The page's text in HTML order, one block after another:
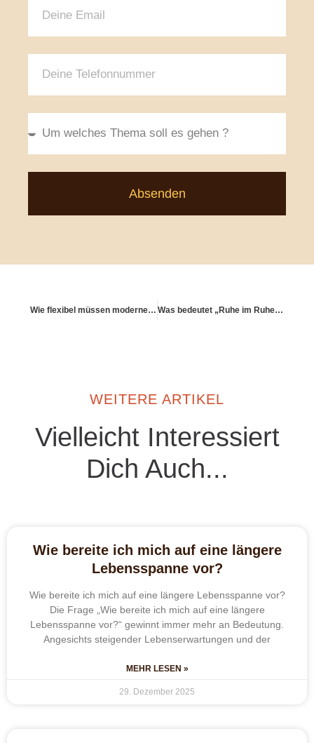
Absenden
Wie flexibel müssen moderne Altersvorsorgeprodukte sein? Was bedeutet „Ruhe im Ruhestand“?
WEITERE ARTIKEL
Vielleicht Interessiert
Dich Auch...
Wie bereite ich mich auf eine längere
Lebensspanne vor?
Wie bereite ich mich auf eine längere Lebensspanne vor?
Die Frage „Wie bereite ich mich auf eine längere
Lebensspanne vor?“ gewinnt immer mehr an Bedeutung.
Angesichts steigender Lebenserwartungen und der
MEHR LESEN »
29. Dezember 2025